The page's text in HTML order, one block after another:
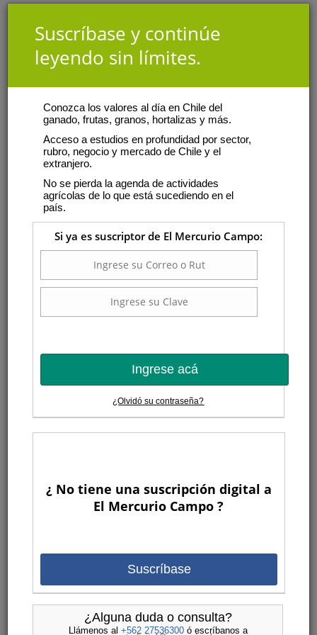
Suscríbase y continúe
leyendo sin límites.
Conozca los valores al día en Chile del
ganado, frutas, granos, hortalizas y más.
Acceso a estudios en profundidad por sector,
rubro, negocio y mercado de Chile y el
extranjero.
No se pierda la agenda de actividades
agrícolas de lo que está sucediendo en el
país.
Si ya es suscriptor de El Mercurio Campo:
Ingrese acá
¿Olvidó su contraseña?
¿ No tiene una suscripción digital a
El Mercurio Campo ?
Suscríbase
¿Alguna duda o consulta?
Llámenos al +562 27536300ó escríbanos a